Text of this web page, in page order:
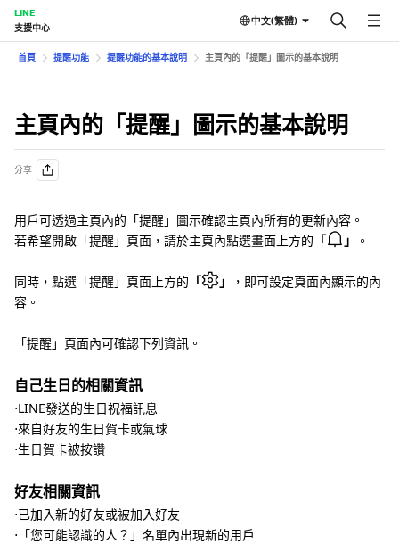
LINE
支援中心
中文(繁體)
首頁 提醒功能 提醒功能的基本說明 主頁內的「提醒」圖示的基本說明
主頁內的「提醒」圖示的基本說明
分享
用戶可透過主頁內的「提醒」圖示確認主頁內所有的更新內容。
若希望開啟「提醒」頁面，請於主頁內點選畫面上方的 「 」 。
同時，點選「提醒」頁面上方的 「 」
，即可設定頁面內顯示的內
容。
「提醒」頁面內可確認下列資訊。
自己生日的相關資訊
⋅LINE發送的生日祝福訊息
⋅來自好友的生日賀卡或氣球
⋅生日賀卡被按讚
好友相關資訊
⋅已加入新的好友或被加入好友
⋅「您可能認識的人？」名單內出現新的用戶